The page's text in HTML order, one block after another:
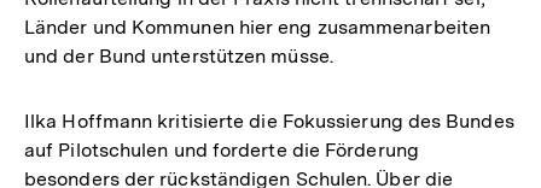
Länder und Kommunen hier eng zusammenarbeiten
und der Bund unterstützen müsse.
Ilka Hoffmann kritisierte die Fokussierung des Bundes
auf Pilotschulen und forderte die Förderung
besonders der rückständigen Schulen. Über die